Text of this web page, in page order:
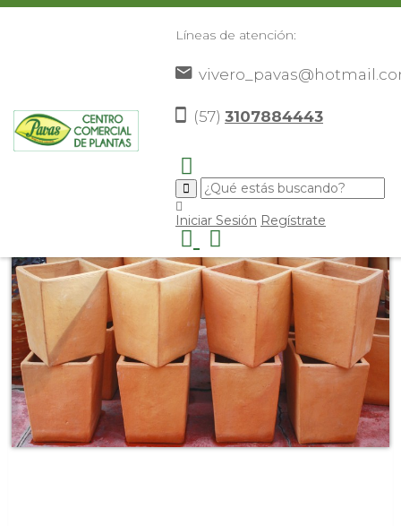
Líneas de atención:
(57) 3107884443
Iniciar Sesión Regístrate
Elementos Decorativos>Materos>
Matero>